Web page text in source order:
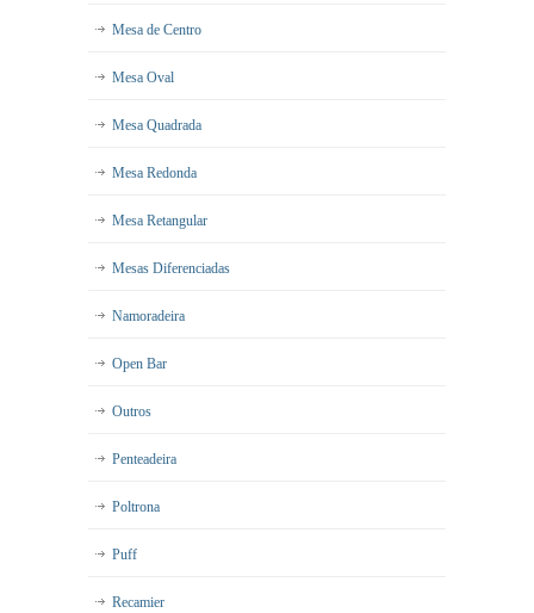
Mesa de Centro
Mesa Oval
Mesa Quadrada
Mesa Redonda
Mesa Retangular
Mesas Diferenciadas
Namoradeira
Open Bar
Outros
Penteadeira
Poltrona
Puff
Recamier